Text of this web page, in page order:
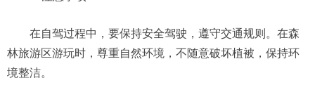
在自驾过程中，要保持安全驾驶，遵守交通规则。在森
林旅游区游玩时，尊重自然环境，不随意破坏植被，保持环
境整洁。